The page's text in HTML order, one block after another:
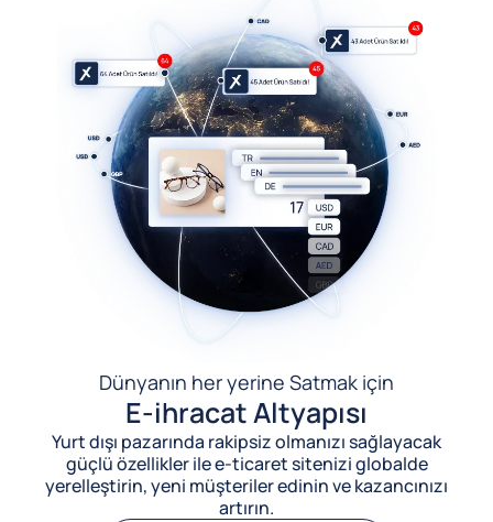
Dünyanın her yerine Satmak için
E-ihracat Altyapısı
Yurt dışı pazarında rakipsiz olmanızı sağlayacak
güçlü özellikler ile e-ticaret sitenizi globalde
yerelleştirin, yeni müşteriler edinin ve kazancınızı
artırın.